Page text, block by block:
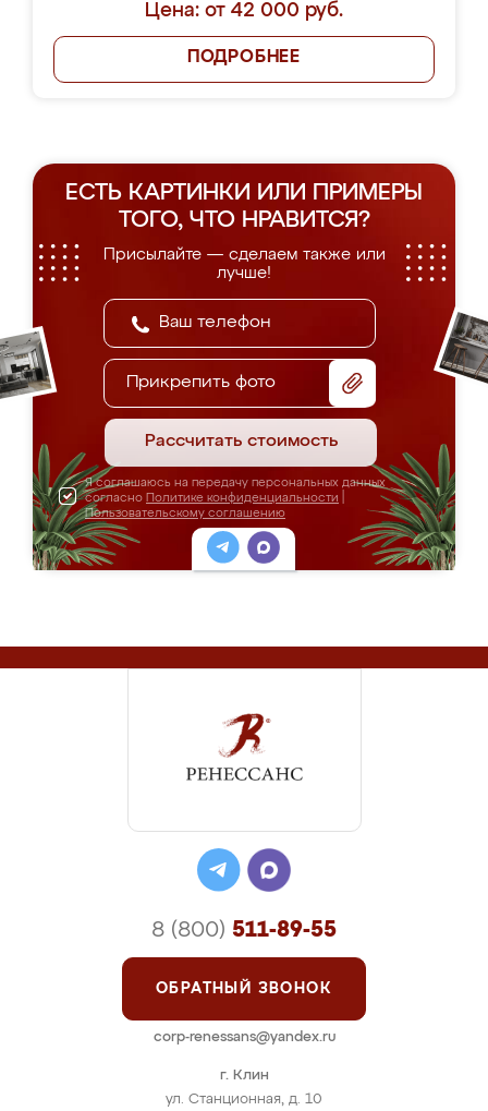
Цена: от 42 000 руб.
ПОДРОБНЕЕ
ЕСТЬ КАРТИНКИ ИЛИ ПРИМЕРЫ
ТОГО, ЧТО НРАВИТСЯ?
Присылайте — сделаем также или
лучше!
Прикрепить фото
Рассчитать стоимость
Я соглашаюсь на передачу персональных данных
согласно Политике конфиденциальности
Пользовательскому соглашению
г. Клин
ул. Станционная, д. 10
8 (800) 511-89-55
ОБРАТНЫЙ ЗВОНОК
corp-renessans@yandex.ru